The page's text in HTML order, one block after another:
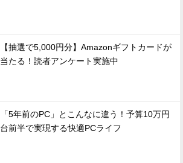
【抽選で5,000円分】Amazonギフトカードが
当たる！読者アンケート実施中
「5年前のPC」とこんなに違う！予算10万円
台前半で実現する快適PCライフ